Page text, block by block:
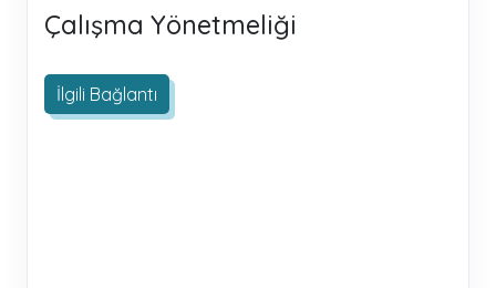
Çalışma Yönetmeliği
İlgili Bağlantı